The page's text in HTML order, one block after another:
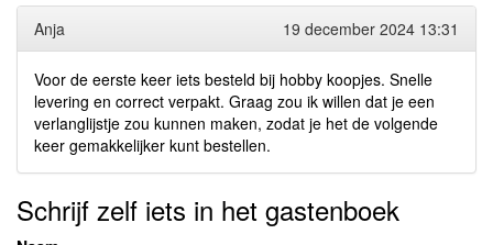
Anja 19 december 2024 13:31
Voor de eerste keer iets besteld bij hobby koopjes. Snelle
levering en correct verpakt. Graag zou ik willen dat je een
verlanglijstje zou kunnen maken, zodat je het de volgende
keer gemakkelijker kunt bestellen.
Schrijf zelf iets in het gastenboek